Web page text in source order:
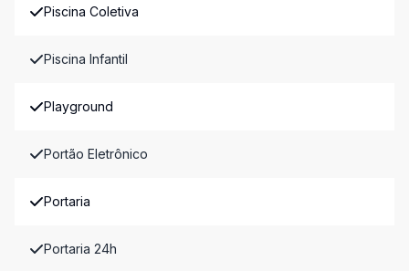
Piscina Coletiva
Piscina Infantil
Playground
Portão Eletrônico
Portaria
Portaria 24h